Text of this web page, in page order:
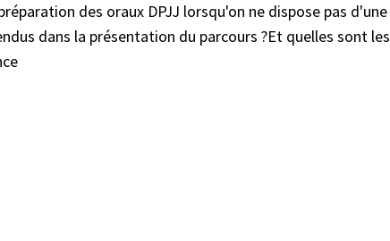
des oraux DPJJ lorsqu'on ne dispose pas d'une
dans la présentation du parcours ?Et quelles sont les